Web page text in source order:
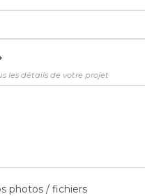
les détails de votre projet
photos / fichiers